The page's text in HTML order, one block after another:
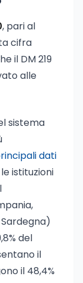
, pari al
cifra
il DM 219
alle
sistema
dati
le istituzioni
Sardegna)
del
il
il 48,4%